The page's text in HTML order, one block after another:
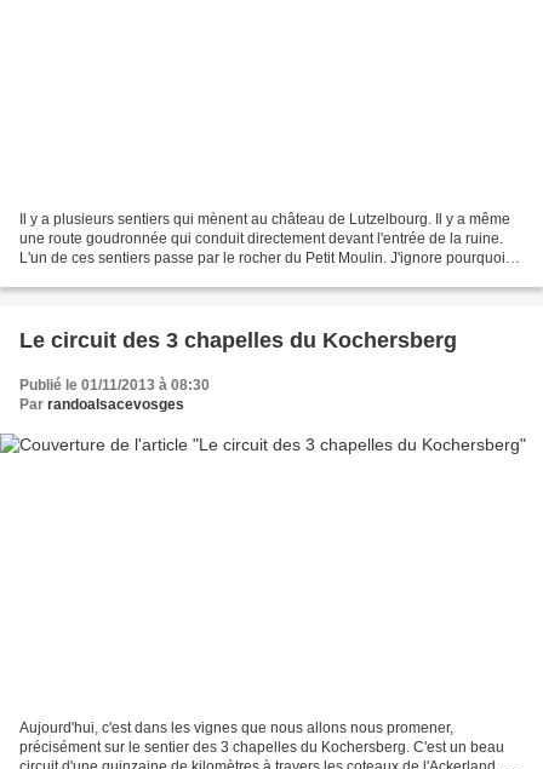
Il y a plusieurs sentiers qui mènent au château de Lutzelbourg. Il y a même
une route goudronnée qui conduit directement devant l'entrée de la ruine.
L'un de ces sentiers passe par le rocher du Petit Moulin. J'ignore pourquoi
Le circuit des 3 chapelles du Kochersberg
Publié le 01/11/2013 à 08:30
Par randoalsacevosges
Aujourd'hui, c'est dans les vignes que nous allons nous promener,
précisément sur le sentier des 3 chapelles du Kochersberg. C'est un beau